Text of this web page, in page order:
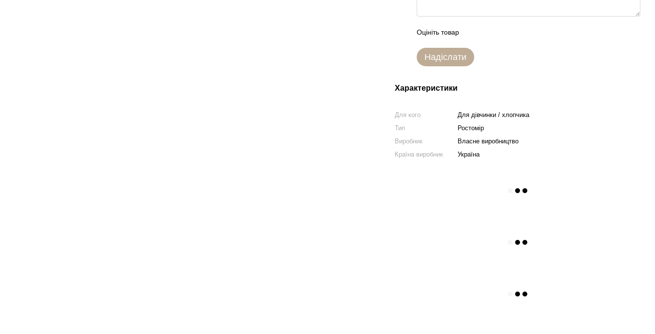
Оцініть товар
Надіслати
Характеристики
Для кого
Для дівчинки / хлопчика
Тип
Ростомір
Виробник
Власне виробництво
Країна виробник
Україна